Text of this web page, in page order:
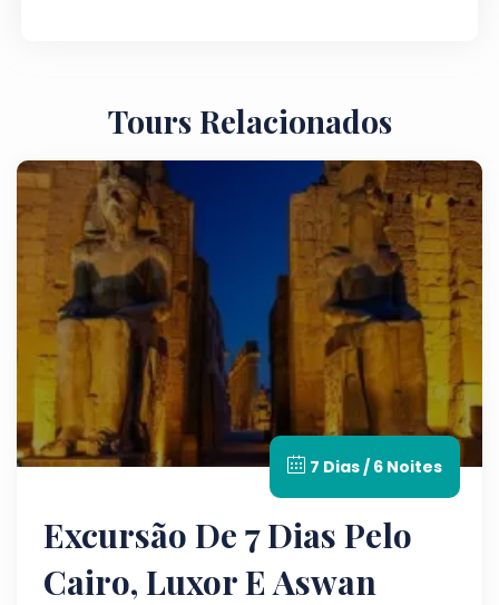
Tours Relacionados
7 Dias / 6 Noites
Excursão De 7 Dias Pelo
Cairo, Luxor E Aswan